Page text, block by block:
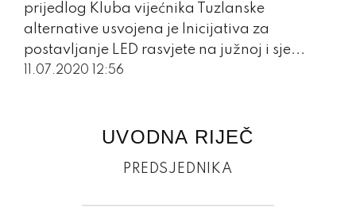
prijedlog Kluba vijećnika Tuzlanske
alternative usvojena je Inicijativa za
postavljanje LED rasvjete na južnoj i sje...
11.07.2020 12:56
UVODNA RIJEČ
PREDSJEDNIKA